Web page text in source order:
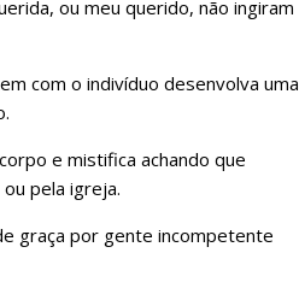
ou meu querido, não ingiram
com o indivíduo desenvolva uma
e mistifica achando que
pela igreja.
graça por gente incompetente